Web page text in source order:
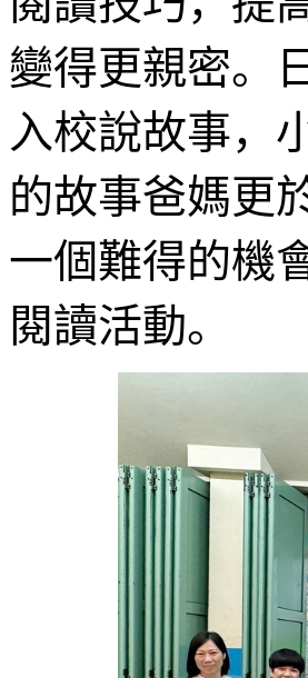
變得更親密。
入校說故事，
的故事爸媽更
一個難得的機
閱讀活動。